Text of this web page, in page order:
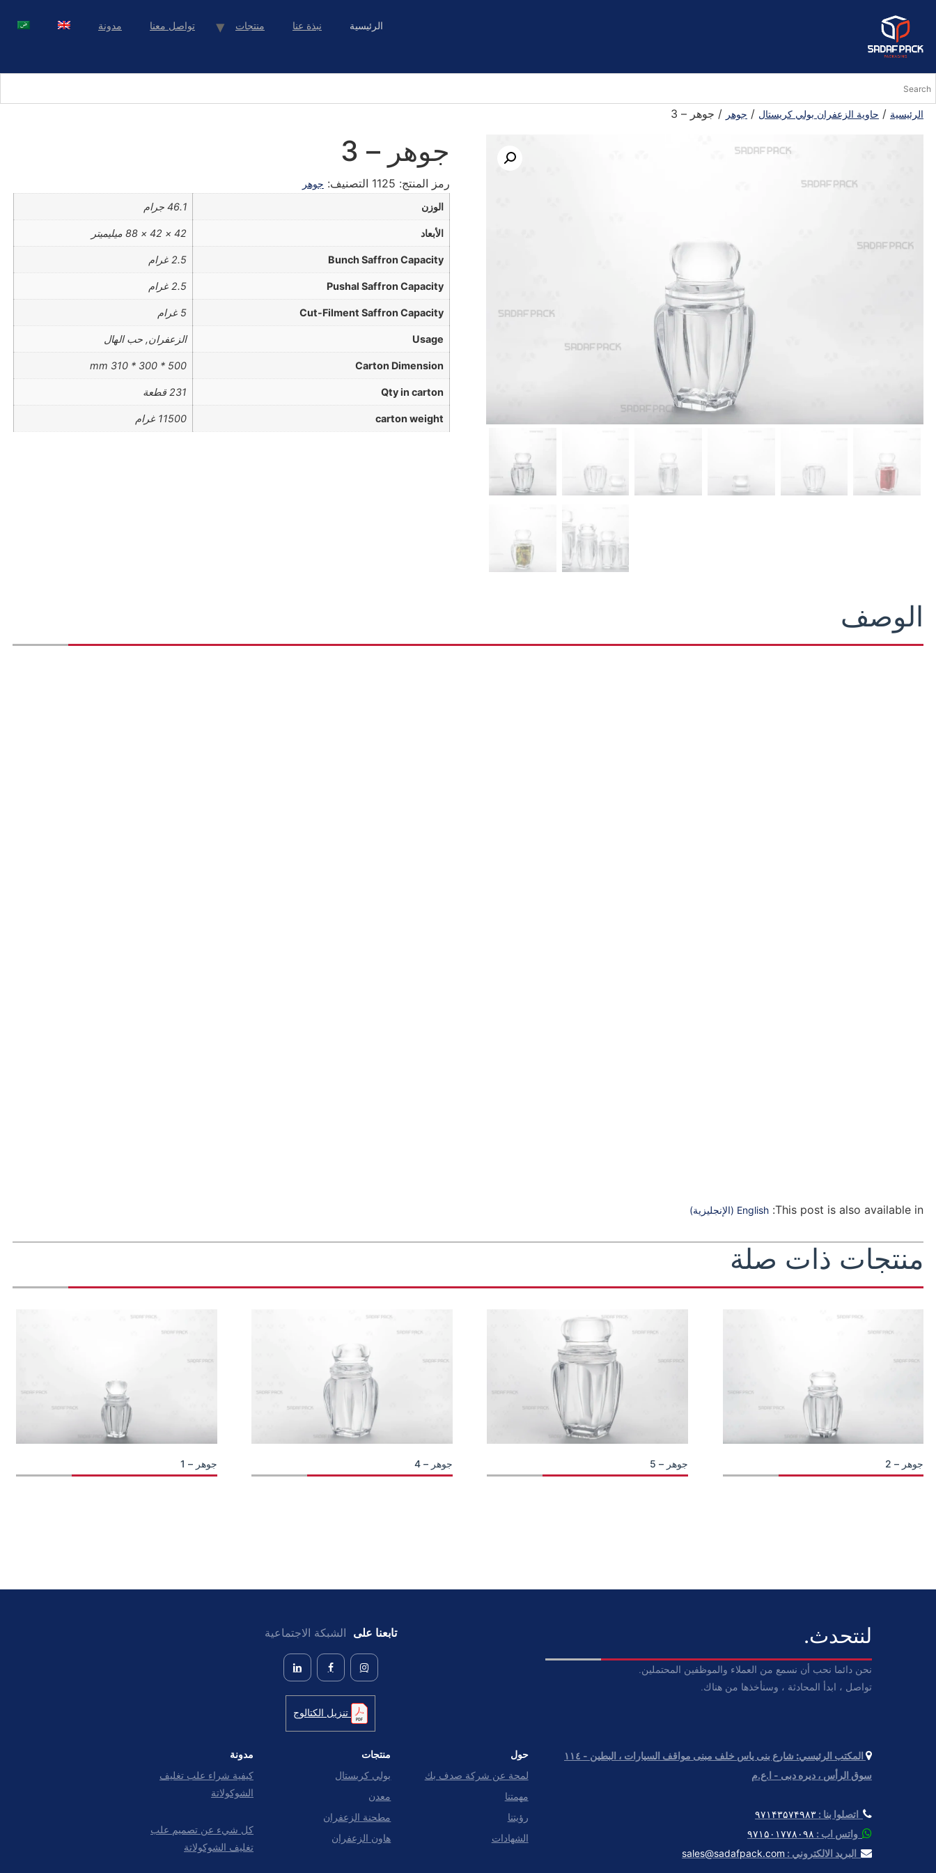
الرئيسية نبذة عنا منتجات تواصل معنا مدونة
الرئيسية / حاوية الزعفران بولي كريستال / جوهر / جوهر – 3
جوهر – 3
رمز المنتج: 1125 التصنيف: جوهر
الوزن
46.1 جرام
الأبعاد 42 × 42 × 88 ميليميتر
Bunch Saffron Capacity 2.5 غرام
Pushal Saffron Capacity 2.5 غرام
Cut-Filment Saffron Capacity 5 غرام
Usage الزعفران, حب الهال
Carton Dimension
500 * 300 * 310 mm
Qty in carton 231 قطعة
carton weight 11500 غرام
الوصف
This post is also available in:
English
(الإنجليزية)
منتجات ذات صلة
جوهر – 2 جوهر – 5 جوهر – 4 جوهر – 1
لنتحدث.
نحن دائما نحب أن نسمع من العملاء والموظفين المحتملين.
تواصل ، ابدأ المحادثة ، وسنأخذها من هناك.
تابعنا على الشبكة الاجتماعية
تنزيل الكتالوج
المكتب الرئيسي:
شارع بنى ياس خلف مبنى مواقف السيارات ، البطين - ١١٤
سوق الرأس ، دیره دبی - ا.ع.م
اتصلوا بنا : ۹۷۱۴۳۵۷۴۹۸۳
واتس اب : ۹۷۱۵۰۱۷۷۸۰۹۸
البريد الالكتروني : sales@sadafpack.com
حول
لمحة عن شركة صدف بك
مهمتنا
رؤيتنا
الشهادات
منتجات
بولي كريستال
معدن
مطحنة الزعفران
هاون الزعفران
مدونة
كيفية شراء علب تغليف
الشوكولاتة
كل شيء عن تصمیم علب
تغليف الشوکولاتة